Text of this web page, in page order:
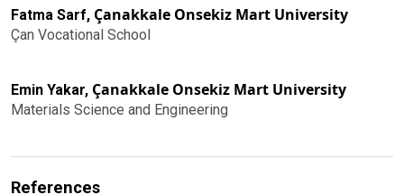
Fatma Sarf, Çanakkale Onsekiz Mart University
Çan Vocational School
Emin Yakar, Çanakkale Onsekiz Mart University
Materials Science and Engineering
References